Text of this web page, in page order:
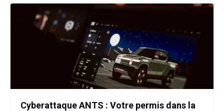
Cyberattaque ANTS : Votre permis dans la